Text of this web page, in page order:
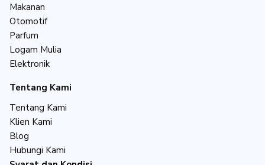
Makanan
Otomotif
Parfum
Logam Mulia
Elektronik
Tentang Kami
Tentang Kami
Klien Kami
Blog
Hubungi Kami